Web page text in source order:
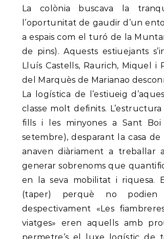
La colònia buscava la
l’oportunitat de gaudir d’un
a espais com el turó de la
de pins). Aquests estiuejants
Lluís Castells, Raurich, Miquel i
del Marquès de Marianao
La logística de l’estiueig
classe molt definits.
fills i les minyones a Sant
setembre), desparant la casa de
anaven diàriament a treballar
generar sobrenoms que
en la seva mobilitat i riquesa.
(taper) perquè no
despectivament «Les
viatges» eren aquells amb